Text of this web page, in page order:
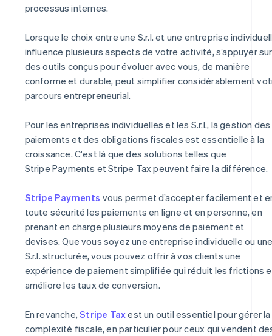
processus internes.
Lorsque le choix entre une S.r.l. et une entreprise
influence plusieurs aspects de votre activité, s’appuyer sur
des outils conçus pour évoluer avec vous, de manière
conforme et durable, peut simplifier considérablement
parcours entrepreneurial.
Pour les entreprises individuelles et les S.r.l., la gestion des
paiements et des obligations fiscales est essentielle à la
croissance. C'est là que des solutions telles que
Stripe Payments et Stripe Tax peuvent faire la différence.
Stripe Payments vous permet d’accepter facilement et
toute sécurité les paiements en ligne et en personne, en
prenant en charge plusieurs moyens de paiement et
devises. Que vous soyez une entreprise individuelle ou
S.r.l. structurée, vous pouvez offrir à vos clients une
expérience de paiement simplifiée qui réduit les frictions
améliore les taux de conversion.
En revanche,Stripe Taxest un outil essentiel pour gérer la
complexité fiscale, en particulier pour ceux qui vendent